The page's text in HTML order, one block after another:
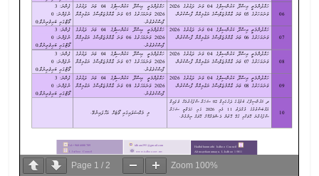
Page 1 / 2 Zoom 100%